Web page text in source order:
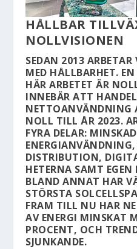
HÅLLBAR
NOLLVISIONEN
SEDAN 2013
MED HÅLLBARHET.
HÄR ARBETET ÄR
INNEBÄR ATT
NETTOANVÄNDNING
NOLL TILL ÅR 2023.
FYRA DELAR: MINSKAD
ENERGIANVÄNDNING,
DISTRIBUTION,
HETERNA SAMT
BLAND ANNAT HAR
STÖRSTA
FRAM TILL NU HAR
AV ENERGI MINSKAT
PROCENT, OCH
SJUNKANDE.